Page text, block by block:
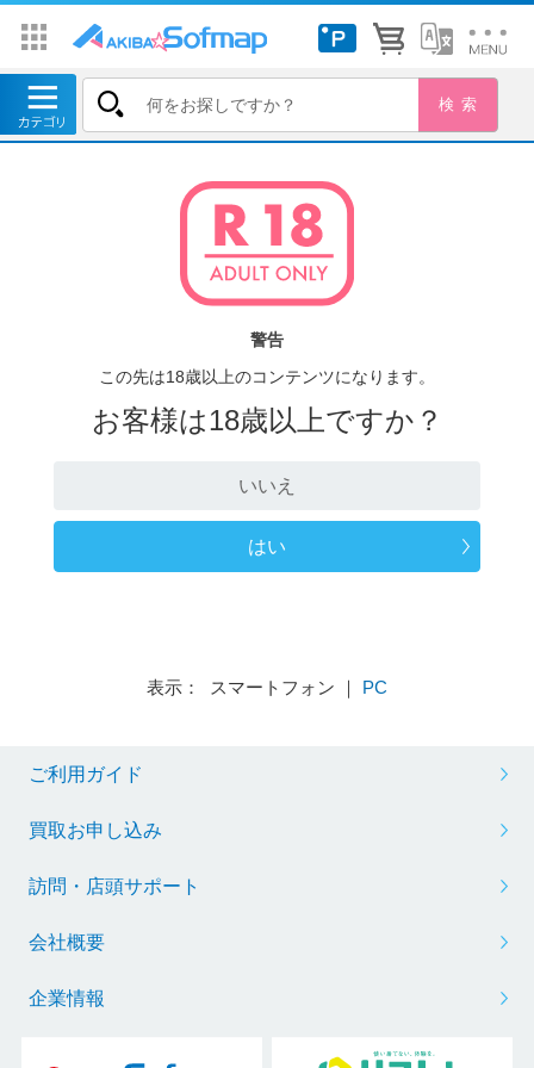
警告
この先は18歳以上のコンテンツになります。
お客様は18歳以上ですか？
いいえ
はい
表示： スマートフォン ｜ PC
ご利用ガイド
買取お申し込み
訪問・店頭サポート
会社概要
企業情報